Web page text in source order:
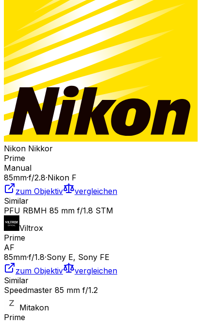
Nikon Nikkor
Prime
Manual
85mm·f/2.8·Nikon F
zum Objektiv
vergleichen
Similar
PFU RBMH 85 mm f/1.8 STM
Viltrox
Prime
AF
85mm·f/1.8·Sony E, Sony FE
zum Objektiv
vergleichen
Similar
Speedmaster 85 mm f/1.2
Mitakon
Prime